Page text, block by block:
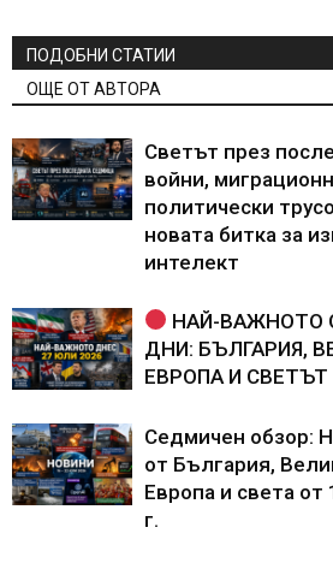
ПОДОБНИ СТАТИИ
ОЩЕ ОТ АВТОРА
Светът през
войни,
политически
новата битка за
интелект
НАЙ-ВАЖНОТО
ДНИ: БЪЛГАРИЯ,
ЕВРОПА И СВЕТЪТ
Седмичен обзор:
от България,
Европа и света
г.